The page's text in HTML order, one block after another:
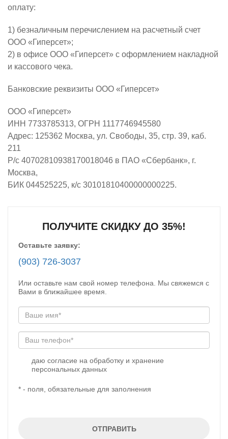
оплату:
1) безналичным перечислением на расчетный счет
ООО «Гиперсет»;
2) в офисе ООО «Гиперсет» с оформлением накладной
и кассового чека.
Банковские реквизиты ООО «Гиперсет»
ООО «Гиперсет»
ИНН 7733785313, ОГРН 1117746945580
Адрес: 125362 Москва, ул. Свободы, 35, стр. 39, каб.
211
Р/с 40702810938170018046 в ПАО «Сбербанк», г.
Москва,
БИК 044525225, к/с 30101810400000000225.
ПОЛУЧИТЕ СКИДКУ ДО 35%!
Оставьте заявку:
(903) 726-3037
Или оставьте нам свой номер телефона. Мы свяжемся с
Вами в ближайшее время.
даю согласие на обработку и хранение
персональных данных
* - поля, обязательные для заполнения